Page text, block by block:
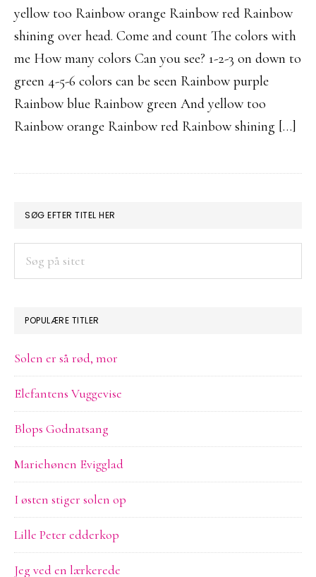
yellow too Rainbow orange Rainbow red Rainbow
shining over head. Come and count The colors with
me How many colors Can you see? 1-2-3 on down to
green 4-5-6 colors can be seen Rainbow purple
Rainbow blue Rainbow green And yellow too
Rainbow orange Rainbow red Rainbow shining […]
PRIMÆR
SIDEBAR
SØG EFTER TITEL HER
POPULÆRE TITLER
Solen er så rød, mor
Elefantens Vuggevise
Blops Godnatsang
Mariehønen Evigglad
I østen stiger solen op
Lille Peter edderkop
Jeg ved en lærkerede